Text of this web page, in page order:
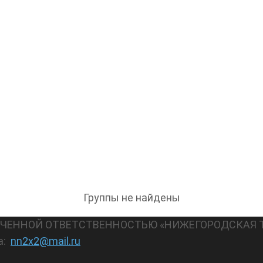
Группы не найдены
ОТВЕТСТВЕННОСТЬЮ «НИЖЕГОРОДСКАЯ
nn2x2@mail.ru